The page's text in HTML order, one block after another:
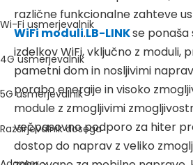
Wi-Fi usmerjevalnik
4G usmerjevalnik
5G usmerjevalnik
Razširjevalnik dosega
različne funkcionalne zahteve
WiFi moduli.LB-LINKse ponaša
izdelkov WiFi, vključno z moduli,
pametni dom in nosljivimi
porabo energije in visoko
module z zmogljivimi
večpasovno podporo za hiter
dostop do naprav z veliko